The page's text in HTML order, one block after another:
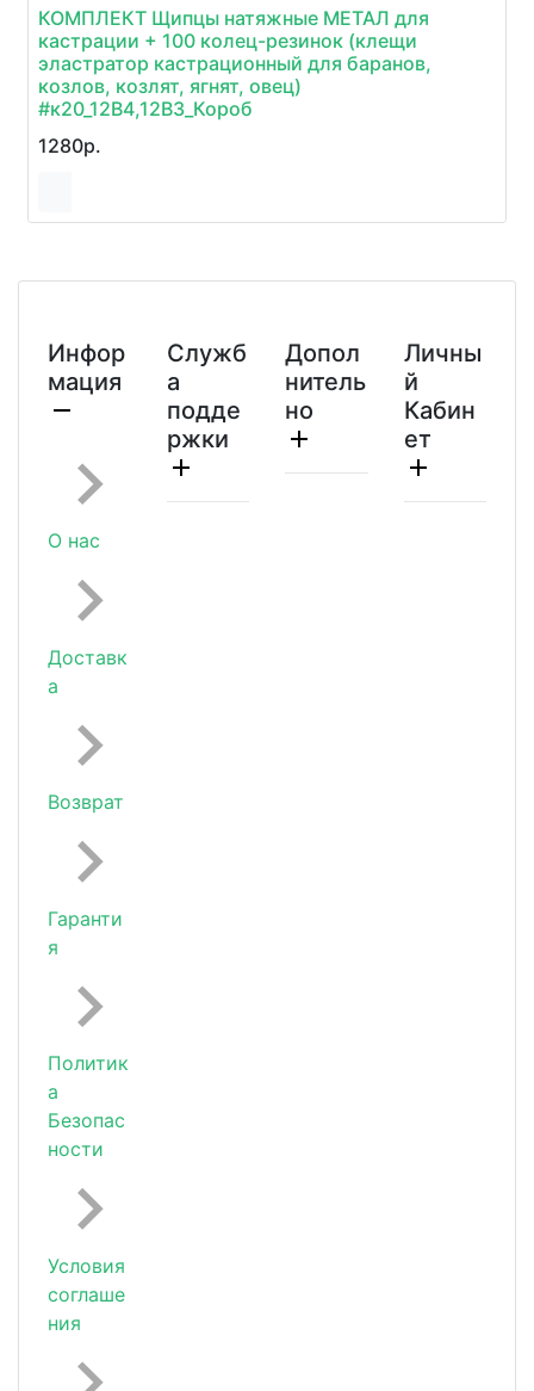
КОМПЛЕКТ Щипцы натяжные МЕТАЛ для
кастрации + 100 колец-резинок (клещи
эластратор кастрационный для баранов,
козлов, козлят, ягнят, овец)
#к20_12В4,12В3_Короб
1280р.
Инфор
мация
О нас
Доставк
а
Возврат
Гаранти
я
Политик
а
Безопас
ности
Условия
соглаше
ния
Служб
а
подде
ржки
Допол
нитель
но
Личны
й
Кабин
ет